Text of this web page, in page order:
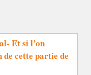
Et si l’on
cette partie de